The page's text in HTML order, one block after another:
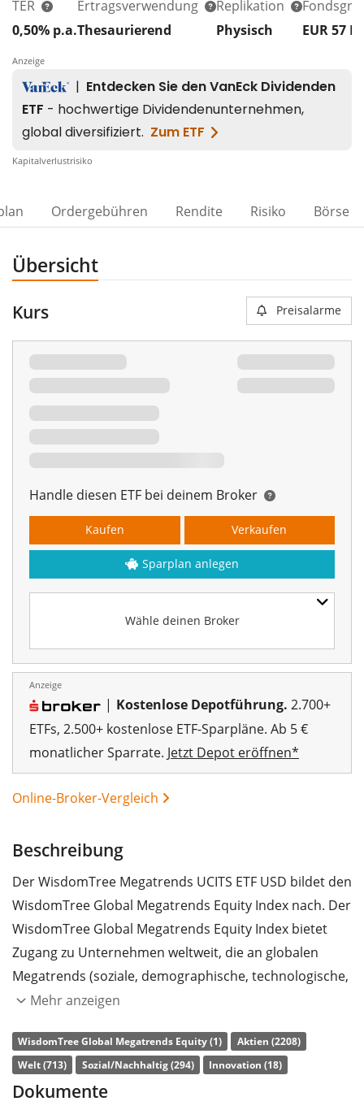
TER
0,50% p.a.
Ertragsverwendung
Thesaurierend
Replikation
Physisch
EUR 57
Anzeige
Kapitalverlustrisiko
Ordergebühren Rendite Risiko Börse
Übersicht
Kurs Preisalarme
Handle diesen ETF bei deinem Broker
Wähle deinen Broker
Kaufen Verkaufen
Sparplan anlegen
Anzeige
| Kostenlose Depotführung. 2.700+
ETFs, 2.500+ kostenlose ETF-Sparpläne. Ab 5 €
monatlicher Sparrate. Jetzt Depot eröffnen*
Online-Broker-Vergleich
Beschreibung
Der WisdomTree Megatrends UCITS ETF USD bildet den
WisdomTree Global Megatrends Equity Index nach. Der
WisdomTree Global Megatrends Equity Index bietet
Zugang zu Unternehmen weltweit, die an globalen
Megatrends (soziale, demographische, technologische,
ökologische oder geologische Veränderungen)
Kriterien (Umwelt, Soziales und
Unternehmensführung) gefiltert.
Mehr anzeigen
WisdomTree Global Megatrends Equity (1)
Aktien (2208)
Welt (713)
Sozial/Nachhaltig (294) Innovation (18)
Dokumente